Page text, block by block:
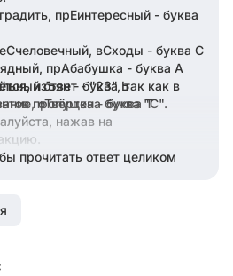
прЕинтересный - буква
вСходы - буква С
прАбабушка - буква А
изЪян - буква Ь
оТвёртка - буква Т
ответ - "23", так как в
пропущена буква "С".
нажав на
прочитать ответ целиком